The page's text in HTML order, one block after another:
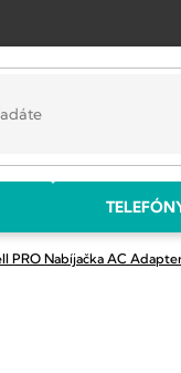
PRO Nabíjačka AC Adapter